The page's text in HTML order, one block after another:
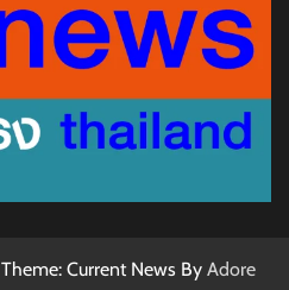
Theme: Current News By Adore